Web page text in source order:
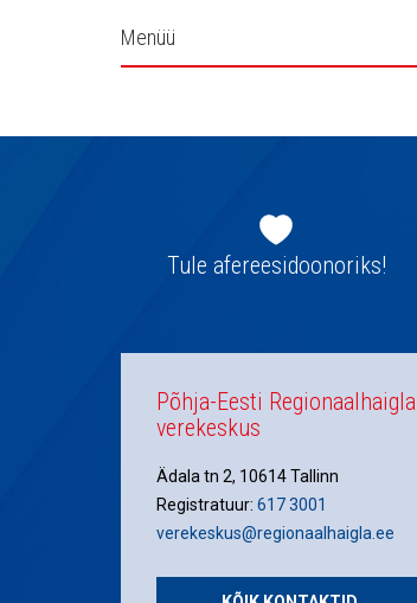
Külgpaani
Menüü
navigatsioonTule afereesidoonoriks!
Põhja-Eesti Regionaalhaigla
verekeskus
Ädala tn 2, 10614 Tallinn
Registratuur: 617 3001
verekeskus@regionaalhaigla.ee